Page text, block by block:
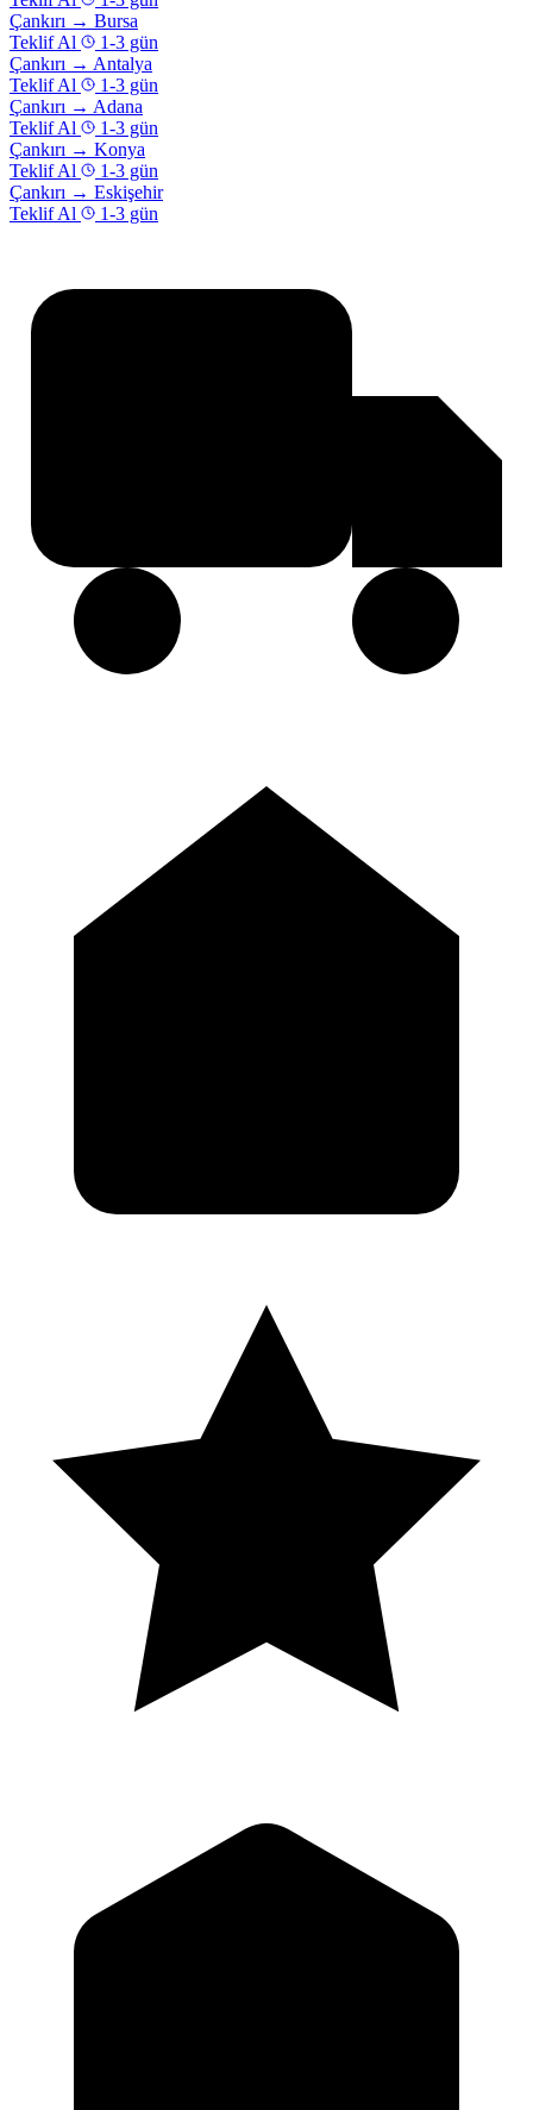
Çankırı → Bursa
Teklif Al
1-3 gün
Çankırı → Antalya
Teklif Al
1-3 gün
Çankırı → Adana
Teklif Al
1-3 gün
Çankırı → Konya
Teklif Al
1-3 gün
Çankırı → Eskişehir
Teklif Al
1-3 gün